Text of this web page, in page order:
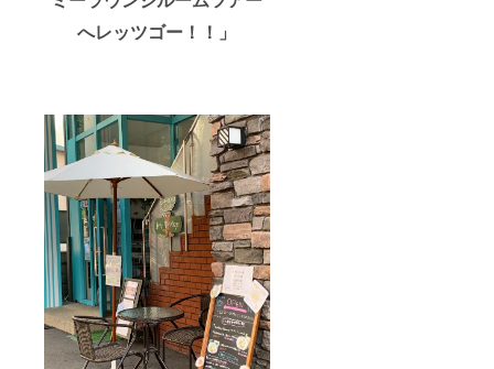
へレッツゴー！！」